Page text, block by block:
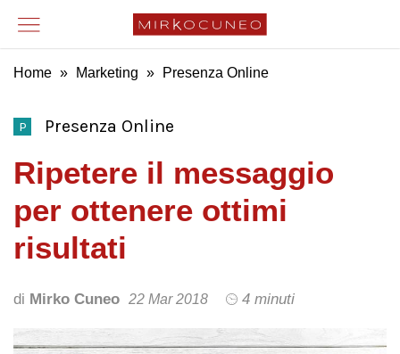
Home » Marketing » Presenza Online
P Presenza Online
Ripetere il messaggio
per ottenere ottimi
risultati
di Mirko Cuneo 22 Mar 2018 4 minuti